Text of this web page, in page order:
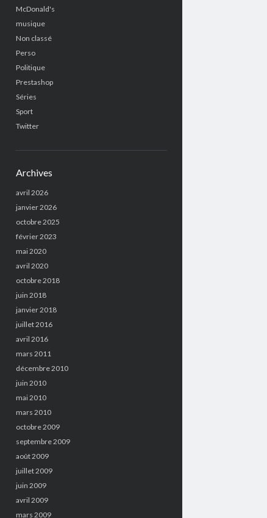
McDonald's
musique
Non classé
Perso
Politique
Prestashop
Séries
Sport
Twitter
Archives
avril 2026
janvier 2026
octobre 2025
février 2023
mai 2020
avril 2020
octobre 2018
juin 2018
janvier 2018
juillet 2016
avril 2016
mars 2011
décembre 2010
juin 2010
mai 2010
mars 2010
octobre 2009
septembre 2009
août 2009
juillet 2009
juin 2009
avril 2009
mars 2009